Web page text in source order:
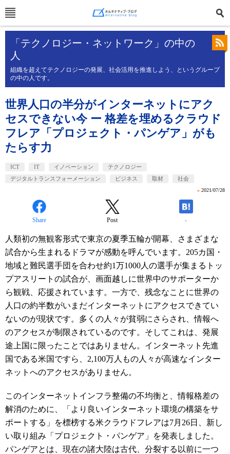
「テクノロジー・ネットワーク」の中の
人
組織を超えてテクノロジーの発展、社会活用を推進しよう、というグループ
の中の人です。
世界人口の半分がインターネットにアク
セスできない今 ー 格差を埋めるクラウド
フレア「プロジェクト・パンゲア」がも
たらす力
ICT IT イノベーション
テクノロジー
デジタルトランスフォーメーション
ビジネス 取材 社会
» 2021/07/28
Share Post -
人類初の無観客形式で東京の夏季五輪が開幕、さまざまな
試合から生まれるドラマが感動を呼んでいます。205カ国・
地域と難民選手団を合わせ約1万1000人の選手が集まるトッ
プアスリートの試合が、画面越しに世界中のサポーターか
ら観戦、応援されています。一方で、残念なことに世界の
人口の約半数がいまだインターネットにアクセスできてい
ないのが現状です。多くの人々が貧弱にさらされ、情報へ
のアクセスが制限されているのです。そしてこれは、発展
途上国に限ったことではありません。インターネット先進
国である米国ですら、2,100万人もの人々が高速なインター
ネットへのアクセスがありません。
このインターネットインフラ整備の不均衡と、情報格差の
解消のために、「より良いインターネット環境の構築をサ
ポートする」を標榜する米クラウドフレアは7月26日、新し
い取り組み「プロジェクト・パンゲア」を発表しました。
パンゲアとは、現在の諸大陸は古代、分裂する以前に一つ